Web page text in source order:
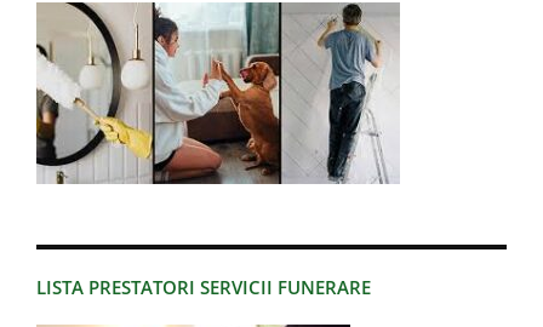
LISTA PRESTATORI SERVICII FUNERARE